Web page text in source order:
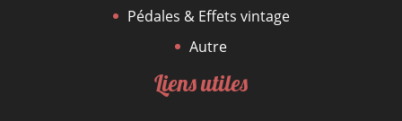
Pédales & Effets vintage
Autre
Liens utiles